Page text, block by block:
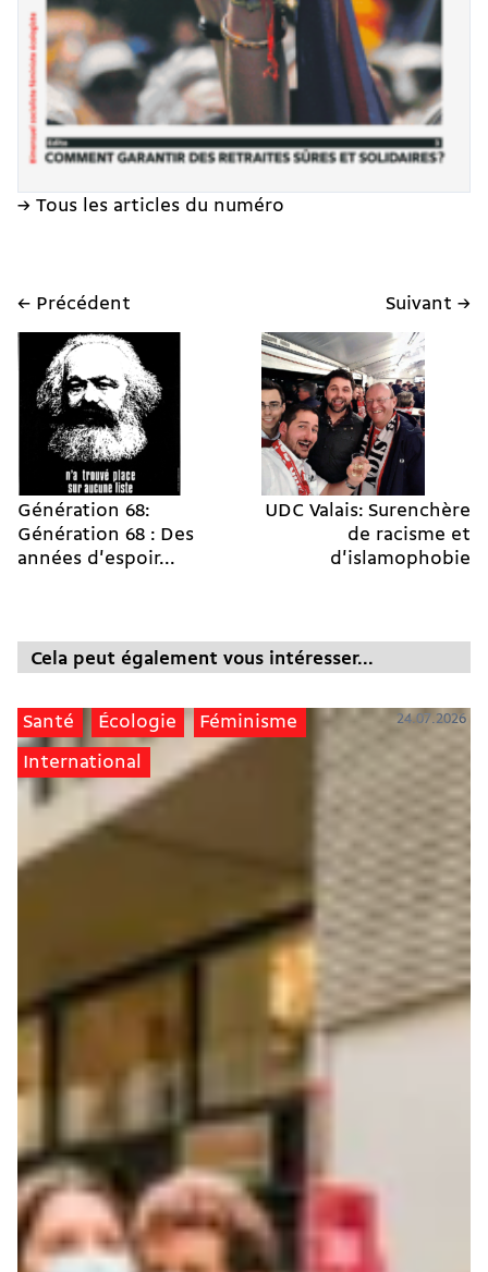
→ Tous les articles du numéro
← Précédent
Génération 68:
Génération 68 : Des
années d'espoir...
Suivant →
UDC Valais: Surenchère
de racisme et
d'islamophobie
Cela peut également vous intéresser...
Santé Écologie Féminisme
International
24.07.2026